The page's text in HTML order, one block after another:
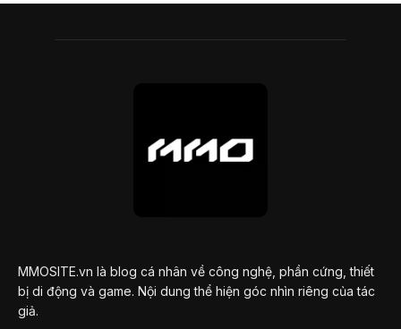
MMOSITE.vn là blog cá nhân về công nghệ, phần cứng, thiết
bị di động và game. Nội dung thể hiện góc nhìn riêng của tác
giả.